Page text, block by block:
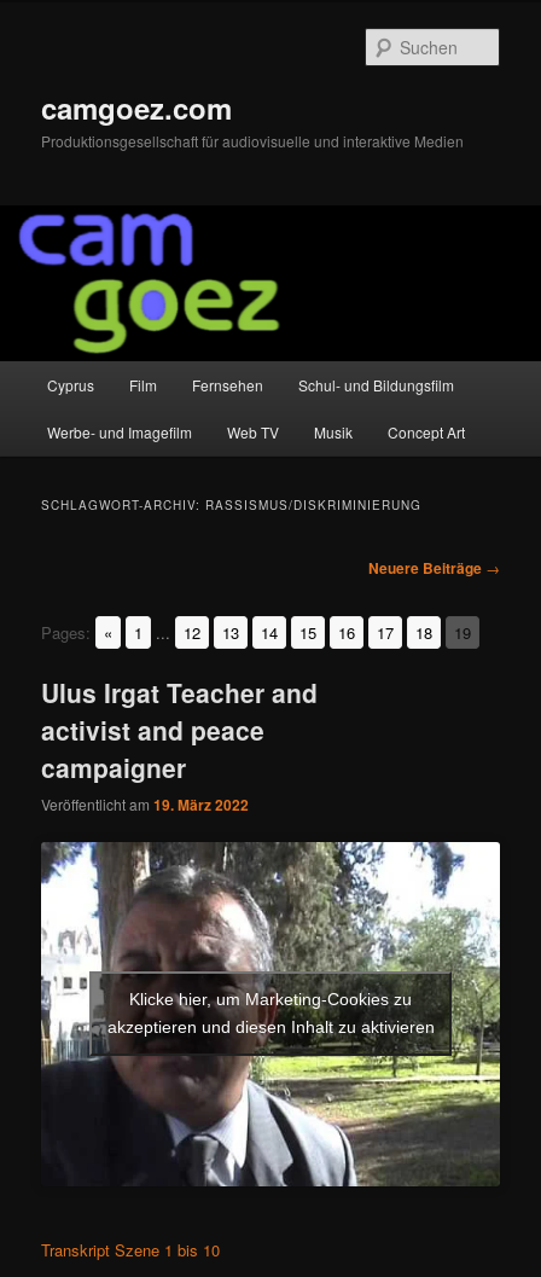
camgoez.com
Produktionsgesellschaft für audiovisuelle und interaktive Medien
Cyprus Film Fernsehen Schul- und Bildungsfilm
Werbe- und Imagefilm Web TV Musik Concept Art
SCHLAGWORT-ARCHIV: RASSISMUS/DISKRIMINIERUNG
Neuere Beiträge →
Pages: « 1 ... 12 13 14 15 16 17 18 19
Ulus Irgat Teacher and
activist and peace
campaigner
Veröffentlicht am19. März 2022
Klicke hier, um Marketing-Cookies zu
akzeptieren und diesen Inhalt zu aktivieren
Transkript Szene 1 bis 10